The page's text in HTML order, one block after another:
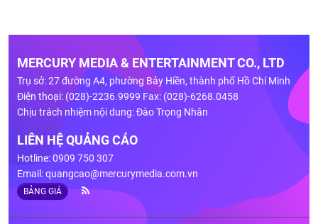
MERCURY MEDIA & ENTERTAINMENT CO., LTD
Trụ sở: 27 đường A4, phường Bảy Hiền, thành phố Hồ Chí Minh
Điện thoại: (028)-2236.9999 Fax: (028)-6268.0458
Chịu trách nhiệm nội dung: Đào Trọng Nhân
LIÊN HỆ QUẢNG CÁO
Hotline: 0909 750 307
Email:quangcao@mercurymedia.com.vn
BẢNG GIÁ